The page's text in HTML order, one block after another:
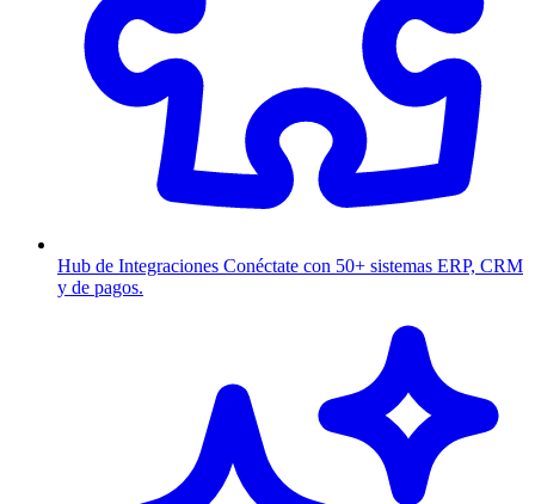
Hub de Integraciones Conéctate con 50+ sistemas ERP, CRM
y de pagos.